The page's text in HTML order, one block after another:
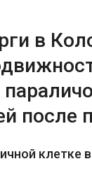
в
после
клетке